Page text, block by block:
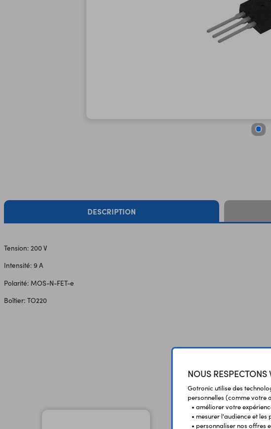
DESCRIPTION
Tension: 200 V
Intensité: 9 A
Polarité: MOS-N-FET-e
Boîtier: TO220
NOUS RESPECTONS
Gotronic utilise des
personnelles (comme votre
• améliorer votre
• mesurer l'audience et
• personnaliser nos offres